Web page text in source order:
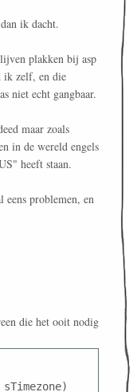
ik dacht.
plakken bij asp
ik zelf, en die
niet echt gangbaar.
maar zoals
in de wereld engels
heeft staan.
eens problemen, en
die het ooit nodig